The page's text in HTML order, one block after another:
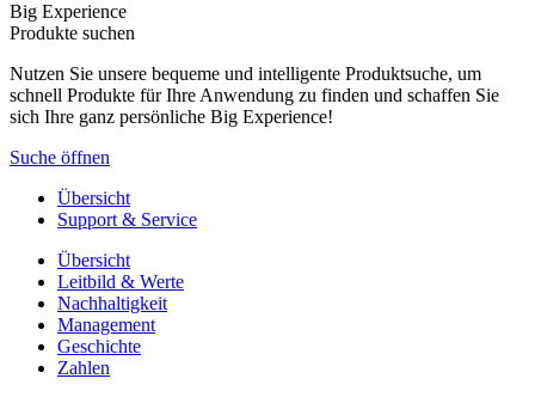
Big Experience
Produkte suchen
Nutzen Sie unsere bequeme und intelligente Produktsuche, um
schnell Produkte für Ihre Anwendung zu finden und schaffen Sie
sich Ihre ganz persönliche Big Experience!
Suche öffnen
Übersicht
Support & Service
Übersicht
Leitbild & Werte
Nachhaltigkeit
Management
Geschichte
Zahlen